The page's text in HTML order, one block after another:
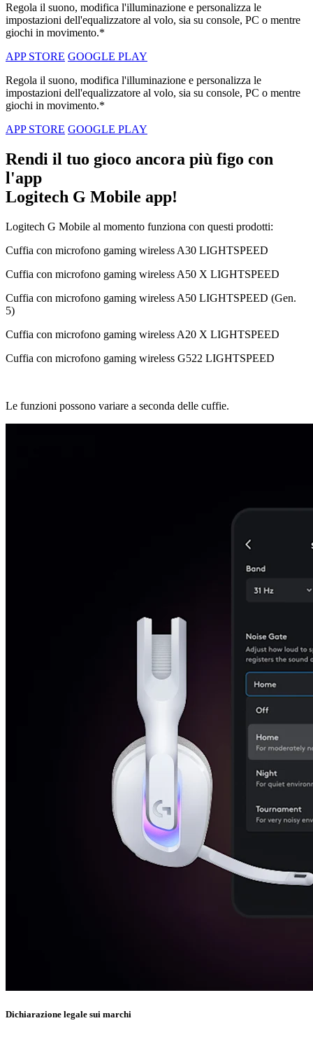
Regola il suono, modifica l'illuminazione e personalizza le
impostazioni dell'equalizzatore al volo, sia su console, PC o mentre
giochi in movimento.*
APP STORE GOOGLE PLAY
Regola il suono, modifica l'illuminazione e personalizza le
impostazioni dell'equalizzatore al volo, sia su console, PC o mentre
giochi in movimento.*
APP STORE GOOGLE PLAY
Rendi il tuo gioco ancora più figo con
l'app
Logitech G Mobile app!
Logitech G Mobile al momento funziona con questi prodotti:
Cuffia con microfono gaming wireless A30 LIGHTSPEED
Cuffia con microfono gaming wireless A50 X LIGHTSPEED
Cuffia con microfono gaming wireless A50 LIGHTSPEED (Gen.
5)
Cuffia con microfono gaming wireless A20 X LIGHTSPEED
Cuffia con microfono gaming wireless G522 LIGHTSPEED
Le funzioni possono variare a seconda delle cuffie.
Dichiarazione legale sui marchi